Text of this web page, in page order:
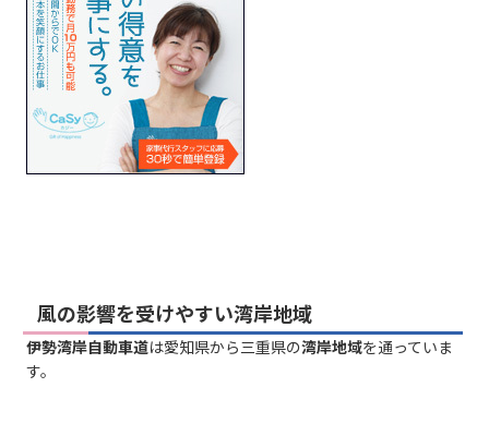
風の影響を受けやすい湾岸地域
伊勢湾岸自動車道は愛知県から三重県の湾岸地域を通っていま
す。